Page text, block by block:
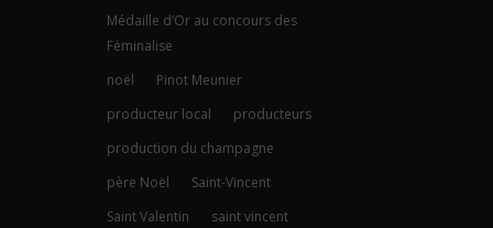
Médaille d’Or au concours des
Féminalise
noël
Pinot Meunier
producteur local
producteurs
production du champagne
père Noël
Saint-Vincent
Saint Valentin
saint vincent